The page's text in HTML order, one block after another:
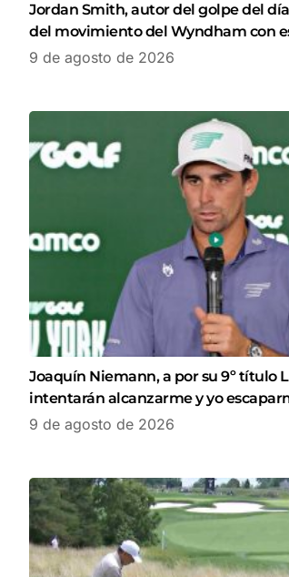
Jordan Smith, autor del golpe del
del movimiento del Wyndham con
9 de agosto de 2026
Joaquín Niemann, a por su 9º título
intentarán alcanzarme y yo
9 de agosto de 2026